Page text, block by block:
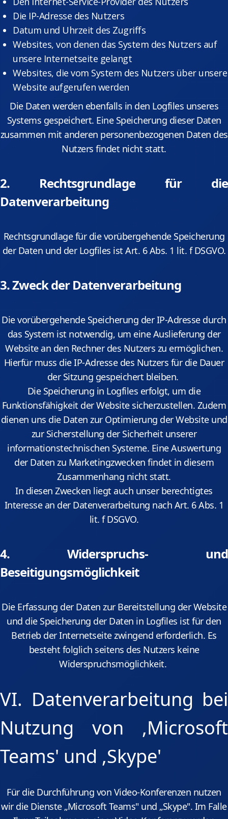
Die IP-Adresse des Nutzers
Datum und Uhrzeit des Zugriffs
Websites, von denen das System des Nutzers auf
unsere Internetseite gelangt
Websites, die vom System des Nutzers über unsere
Website aufgerufen werden
Die Daten werden ebenfalls in den Logfiles unseres
Systems gespeichert. Eine Speicherung dieser Daten
zusammen mit anderen personenbezogenen Daten des
Nutzers findet nicht statt.
2. Rechtsgrundlage für die
Datenverarbeitung
Rechtsgrundlage für die vorübergehende Speicherung
der Daten und der Logfiles ist Art. 6 Abs. 1 lit. f DSGVO.
3. Zweck der Datenverarbeitung
Die vorübergehende Speicherung der IP-Adresse durch
das System ist notwendig, um eine Auslieferung der
Website an den Rechner des Nutzers zu ermöglichen.
Hierfür muss die IP-Adresse des Nutzers für die Dauer
der Sitzung gespeichert bleiben.
Die Speicherung in Logfiles erfolgt, um die
Funktionsfähigkeit der Website sicherzustellen. Zudem
dienen uns die Daten zur Optimierung der Website und
zur Sicherstellung der Sicherheit unserer
informationstechnischen Systeme. Eine Auswertung
der Daten zu Marketingzwecken findet in diesem
Zusammenhang nicht statt.
In diesen Zwecken liegt auch unser berechtigtes
Interesse an der Datenverarbeitung nach Art. 6 Abs. 1
lit. f DSGVO.
4. Widerspruchs- und
Beseitigungsmöglichkeit
Die Erfassung der Daten zur Bereitstellung der Website
und die Speicherung der Daten in Logfiles ist für den
Betrieb der Internetseite zwingend erforderlich. Es
besteht folglich seitens des Nutzers keine
Widerspruchsmöglichkeit.
VI. Datenverarbeitung bei
Nutzung von ,Microsoft
Teams' und ,Skype'
Für die Durchführung von Video-Konferenzen nutzen
wir die Dienste „Microsoft Teams" und „Skype". Im Falle